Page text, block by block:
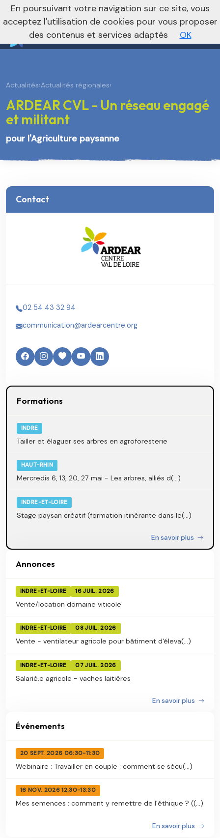
Je m’abonne à la newsletter foncière Vers le site national
nivo_2026: 1
Actualités›Actualités régionales›
ARDEAR CVL - Un réseau engagé
et militant
pour l'Agriculture paysanne
Contact
02 54 43 32 94
communication@ardearcentre.org
Formations
INDRE
Tailler et élaguer ses arbres en agroforesterie
HAUT-RHIN
Mercredis 6, 13, 20, 27 mai - Les arbres, alliés d(...)
INDRE-ET-LOIRE
Stage paysan créatif (formation itinérante dans le(...)
En savoir plus
Annonces
INDRE-ET-LOIRE 16 JUIL. 2026
Vente/location domaine viticole
INDRE-ET-LOIRE 08 JUIL. 2026
Vente - ventilateur agricole pour bâtiment d'éleva(...)
INDRE-ET-LOIRE 07 JUIL. 2026
Salarié.e agricole - vaches laitières
En savoir plus
Événements
20 SEPT. 2026 06:30-11:30
Webinaire : Travailler en couple : comment se sécu(...)
16 NOV. 2026 12:30-13:30
Mes semences : comment y remettre de l’éthique ? ((...)
En savoir plus
En poursuivant votre navigation sur ce site, vous
acceptez l'utilisation de cookies pour vous proposer
des contenus et services adaptés
OK